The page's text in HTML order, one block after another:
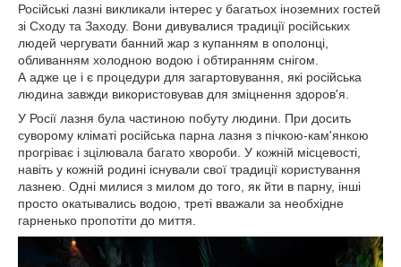
Російські лазні викликали інтерес у багатьох іноземних гостей
зі Сходу та Заходу. Вони дивувалися традиції російських
людей чергувати банний жар з купанням в ополонці,
обливанням холодною водою і обтиранням снігом.
А адже це і є процедури для загартовування, які російська
людина завжди використовував для зміцнення здоров'я.
У Росії лазня була частиною побуту людини. При досить
суворому кліматі російська парна лазня з пічкою-кам'янкою
прогріває і зцілювала багато хвороби. У кожній місцевості,
навіть у кожній родині існували свої традиції користування
лазнею. Одні милися з милом до того, як йти в парну, інші
просто окатывались водою, треті вважали за необхідне
гарненько пропотіти до миття.